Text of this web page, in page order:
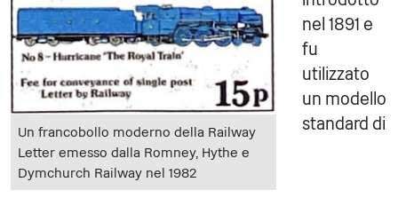
Un francobollo moderno della Railway
Letter emesso dalla Romney, Hythe e
Dymchurch Railway nel 1982
nel 1891 e
fu
utilizzato
un modello
standard di